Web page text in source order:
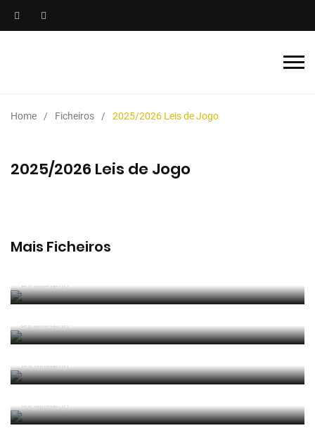
Home Ficheiros 2025/2026 Leis de Jogo
2025/2026 Leis de Jogo
Mais Ficheiros
Por RefereeTip
Por RefereeTip
2025 04 Alterações e Esclarecimentos às Leis de
Por RefereeTip
Por RefereeTip